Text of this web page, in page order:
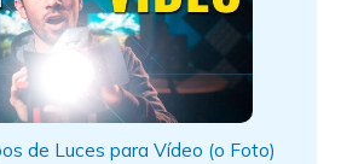
de Luces para Vídeo (o Foto)